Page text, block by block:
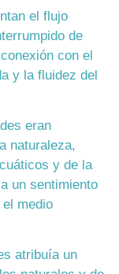
el flujo
de
con el
y la fluidez del
eran
naturaleza,
y de la
un sentimiento
medio
atribuía un